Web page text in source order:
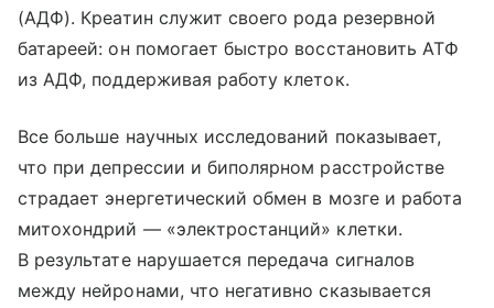
(АДФ). Креатин служит своего рода резервной
батареей: он помогает быстро восстановить АТФ
из АДФ, поддерживая работу клеток.
Все больше научных исследований показывает,
что при депрессии и биполярном расстройстве
страдает энергетический обмен в мозге и работа
митохондрий — «электростанций» клетки.
В результате нарушается передача сигналов
между нейронами, что негативно сказывается